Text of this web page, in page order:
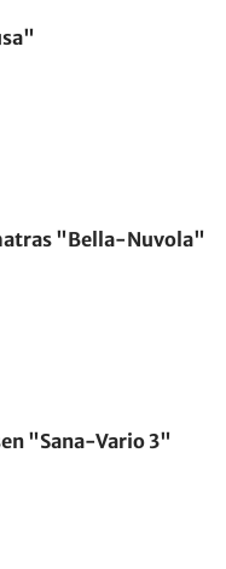
"Bella-Nuvola"
"Sana-Vario 3"